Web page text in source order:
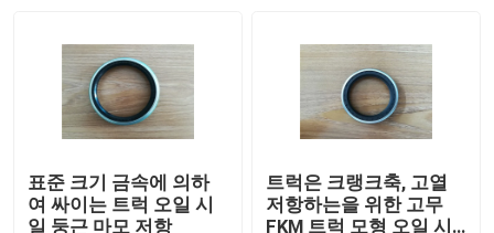
표준 크기 금속에 의하
여 싸이는 트럭 오일 시
일 둥근 마모 저항
트럭은 크랭크축, 고열
저항하는을 위한 고무
FKM 트럭 모형 오일 시